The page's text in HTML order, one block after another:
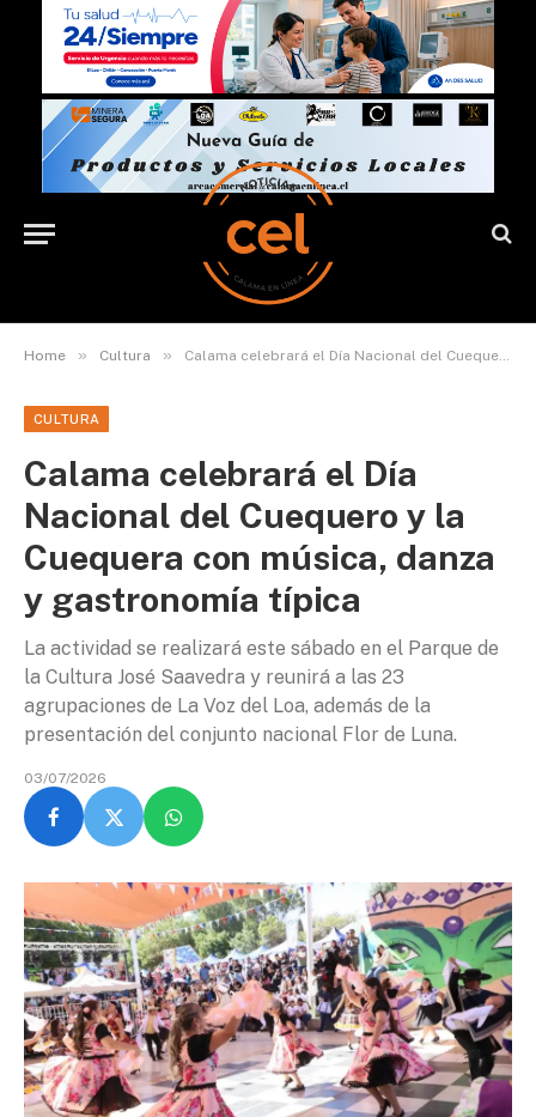
Home » Cultura » Calama celebrará el Día Nacional del Cuequero y la Cuequera con música, danza y gastronomía típica
CULTURA
Calama celebrará el Día
Nacional del Cuequero y la
Cuequera con música, danza
y gastronomía típica
La actividad se realizará este sábado en el Parque de
la Cultura José Saavedra y reunirá a las 23
agrupaciones de La Voz del Loa, además de la
presentación del conjunto nacional Flor de Luna.
03/07/2026